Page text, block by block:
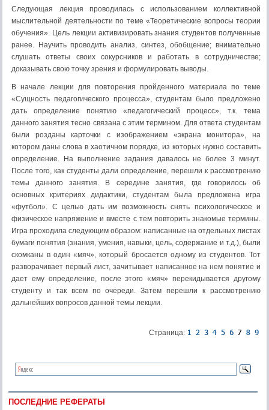
Следующая лекция проводилась с использованием коллективной
мыслительной деятельности по теме «Теоретические вопросы теории
обучения». Цель лекции активизировать знания студентов полученные
ранее. Научить проводить анализ, синтез, обобщение; внимательно
слушать ответы своих сокурсников и работать в сотрудничестве;
доказывать свою точку зрения и формулировать выводы.
В начале лекции для повторения пройденного материала по теме
«Сущность педагогического процесса», студентам было предложено
дать определение понятию «педагогический процесс», т.к. тема
данного занятия тесно связана с этим термином. Для ответа студентам
были розданы карточки с изображением «экрана монитора», на
котором даны слова в хаотичном порядке, из которых нужно составить
определение. На выполнение задания давалось не более 3 минут.
После того, как студенты дали определение, перешли к рассмотрению
темы данного занятия. В середине занятия, где говорилось об
основных критериях дидактики, студентам была предложена игра
«футбол». С целью дать им возможность снять психологическое и
физическое напряжение и вместе с тем повторить знакомые термины.
Игра проходила следующим образом: написанные на отдельных листах
бумаги понятия (знания, умения, навыки, цель, содержание и т.д.), были
скомканы в один «мяч», который бросается одному из студентов. Тот
разворачивает первый лист, зачитывает написанное на нем понятие и
дает ему определение, после этого «мяч» перекидывается другому
студенту и так всем по очереди. Затем перешли к рассмотрению
дальнейших вопросов данной темы лекции.
Страница:
ПОСЛЕДНИЕ РЕФЕРАТЫ